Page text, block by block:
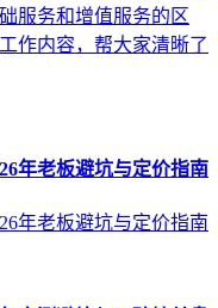
服务和增值服务的区
作内容，帮大家清晰了
年老板避坑与定价指南
年老板避坑与定价指南